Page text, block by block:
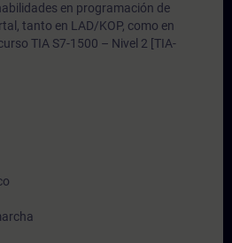
en programación de
tanto en LAD/KOP, como en
TIA S7-1500 – Nivel 2 [TIA-